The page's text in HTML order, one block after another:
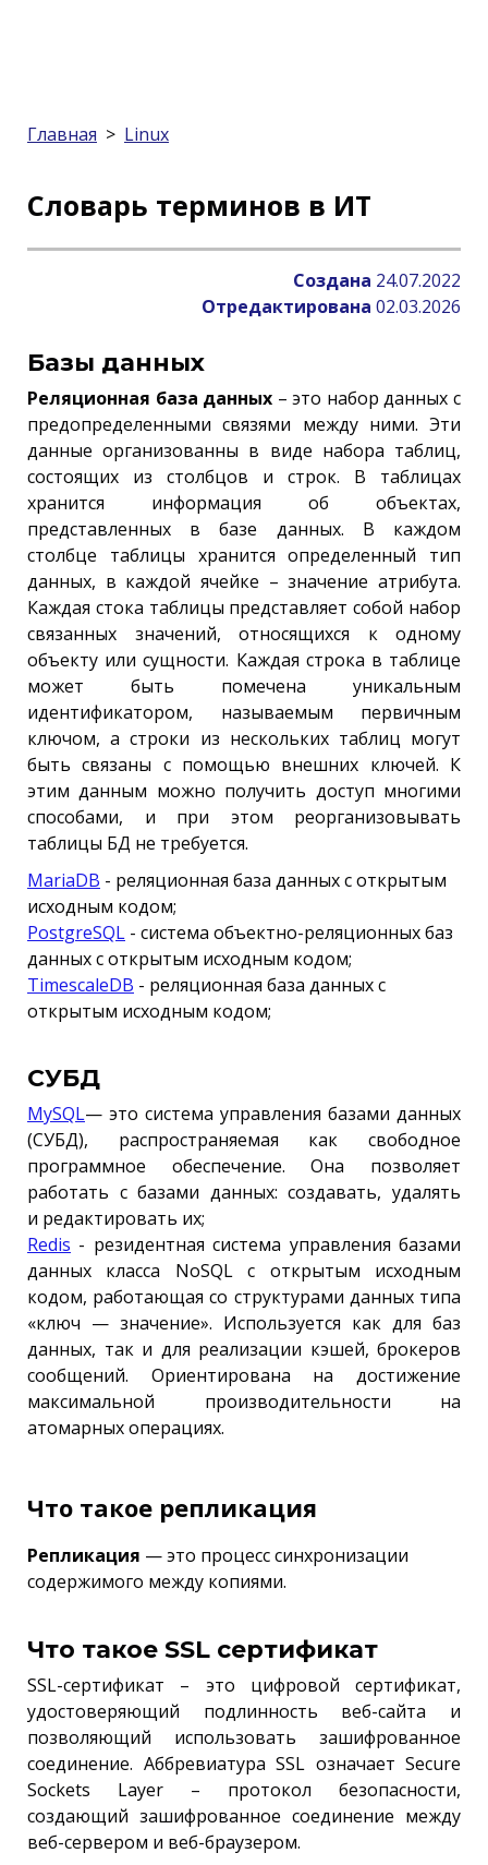
Главная > Linux
Словарь терминов в ИТ
Создана 24.07.2022
Отредактирована 02.03.2026
Базы данных
Реляционная база данных – это набор данных с
предопределенными связями между ними. Эти
данные организованны в виде набора таблиц,
состоящих из столбцов и строк. В таблицах
хранится информация об объектах,
представленных в базе данных. В каждом
столбце таблицы хранится определенный тип
данных, в каждой ячейке – значение атрибута.
Каждая стока таблицы представляет собой набор
связанных значений, относящихся к одному
объекту или сущности. Каждая строка в таблице
может быть помечена уникальным
идентификатором, называемым первичным
ключом, а строки из нескольких таблиц могут
быть связаны с помощью внешних ключей. К
этим данным можно получить доступ многими
способами, и при этом реорганизовывать
таблицы БД не требуется.
MariaDB - реляционная база данных с открытым
исходным кодом;
PostgreSQL - система объектно-реляционных баз
данных с открытым исходным кодом;
TimescaleDB - реляционная база данных с
открытым исходным кодом;
СУБД
MySQL— это система управления базами данных
(СУБД), распространяемая как свободное
программное обеспечение. Она позволяет
работать с базами данных: создавать, удалять
и редактировать их;
Redis - резидентная система управления базами
данных класса NoSQL с открытым исходным
кодом, работающая со структурами данных типа
«ключ — значение». Используется как для баз
данных, так и для реализации кэшей, брокеров
сообщений. Ориентирована на достижение
максимальной производительности на
атомарных операциях.
Что такое репликация
Репликация — это процесс синхронизации
содержимого между копиями.
Что такое SSL сертификат
SSL-сертификат – это цифровой сертификат,
удостоверяющий подлинность веб-сайта и
позволяющий использовать зашифрованное
соединение. Аббревиатура SSL означает Secure
Sockets Layer – протокол безопасности,
создающий зашифрованное соединение между
веб-сервером и веб-браузером.